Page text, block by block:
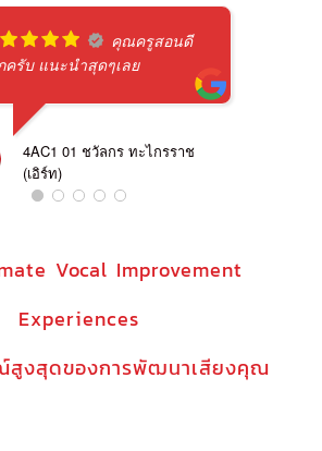
คุณครูสอนดี
ครับ แนะนำสุดๆเลย
4AC1 01 ชวัลกร ทะไกรราช
(เอิร์ท)
Vocal Improvement
Experiences
สูงสุดของการพัฒนาเสียงคุณ